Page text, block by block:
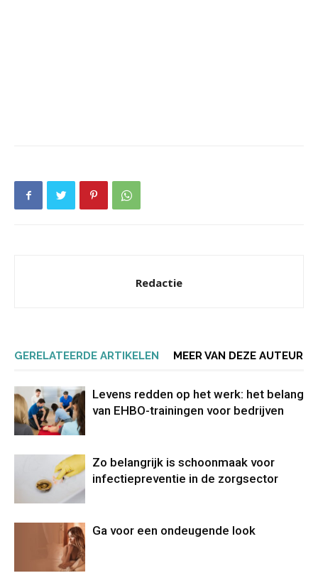
Redactie
GERELATEERDE ARTIKELEN MEER VAN DEZE AUTEUR
Levens redden op het werk: het belang
van EHBO-trainingen voor bedrijven
Zo belangrijk is schoonmaak voor
infectiepreventie in de zorgsector
Ga voor een ondeugende look